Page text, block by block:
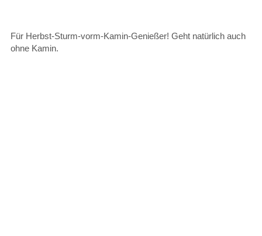
Für Herbst-Sturm-vorm-Kamin-Genießer! Geht natürlich auch
ohne Kamin.